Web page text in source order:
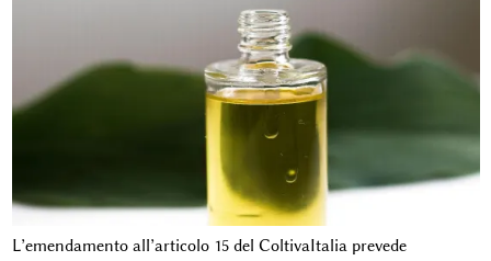
L’emendamento all’articolo 15 del ColtivaItalia prevede